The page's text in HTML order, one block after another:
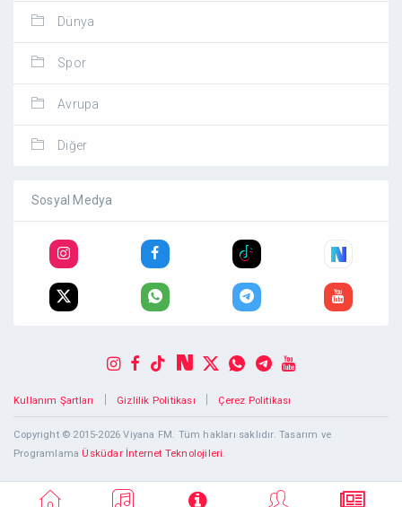
Dünya
Spor
Avrupa
Diğer
Sosyal Medya
Kullanım Şartları Gizlilik Politikası Çerez Politikası
Copyright © 2015-2026 Viyana FM. Tüm hakları saklıdır. Tasarım ve
Programlama Üsküdar İnternet Teknolojileri.